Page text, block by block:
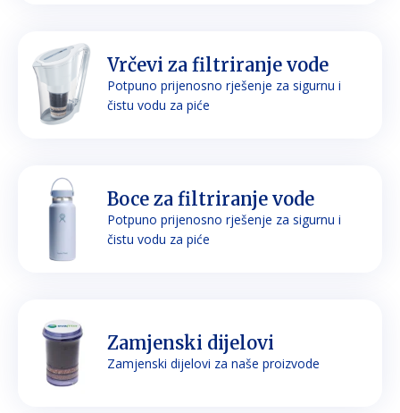
Vrčevi za filtriranje vode
Potpuno prijenosno rješenje za sigurnu i
čistu vodu za piće
Boce za filtriranje vode
Potpuno prijenosno rješenje za sigurnu i
čistu vodu za piće
Zamjenski dijelovi
Zamjenski dijelovi za naše proizvode